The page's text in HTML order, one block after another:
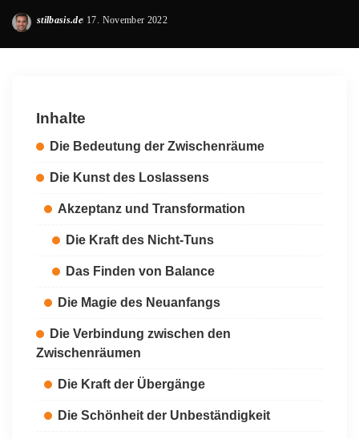
Posted
stilbasis.de 17. November 2022
Inhalte
Die Bedeutung der Zwischenräume
Die Kunst des Loslassens
Akzeptanz und Transformation
Die Kraft des Nicht-Tuns
Das Finden von Balance
Die Magie des Neuanfangs
Die Verbindung zwischen den
Zwischenräumen
Die Kraft der Übergänge
Die Schönheit der Unbeständigkeit